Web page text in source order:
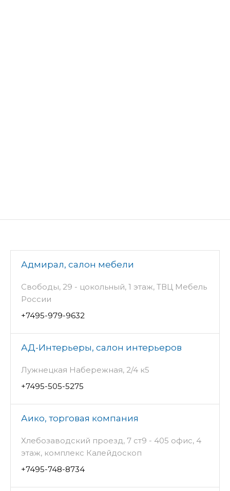
Адмирал, салон мебели
Свободы, 29 - цокольный, 1 этаж, ТВЦ Мебель
России
+7495-979-9632
АД-Интерьеры, салон интерьеров
Лужнецкая Набережная, 2/4 к5
+7495-505-5275
Аико, торговая компания
Хлебозаводский проезд, 7 ст9 - 405 офис, 4
этаж, комплекс Калейдоскоп
+7495-748-8734